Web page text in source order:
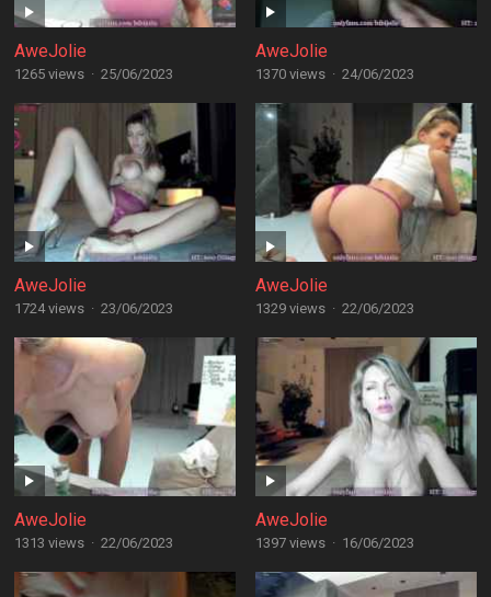
AweJolie
1265 views · 25/06/2023
AweJolie
1370 views · 24/06/2023
AweJolie
1724 views · 23/06/2023
AweJolie
1329 views · 22/06/2023
AweJolie
1313 views · 22/06/2023
AweJolie
1397 views · 16/06/2023